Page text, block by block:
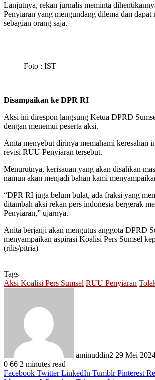
Lanjutnya, rekan jurnalis meminta
Penyiaran yang mengundang dilema dan dapat
sebagian orang saja.
Foto : IST
Disampaikan ke DPR RI
Aksi ini direspon langsung Ketua DPRD
dengan menemui peserta aksi.
Anita menyebut dirinya memahami keresahan
revisi RUU Penyiaran tersebut.
Menurutnya, kerisauan yang akan disahkan
namun akan menjadi bahan kami
“DPR RI juga belum bulat, ada fraksi yang
ditambah aksi rekan pers indonesia bergerak
Penyiaran,” ujarnya.
Anita berjanji akan mengutus anggota DPRD
menyampaikan aspirasi Koalisi Pers Sumsel
(rilis/pitria)
Tags
Aksi Koalisi Pers Sumsel RUU Penyiaran
aminuddin2 29 Mei 2024
0 66 2 minutes read
Facebook Twitter LinkedIn Tumblr Pinterest